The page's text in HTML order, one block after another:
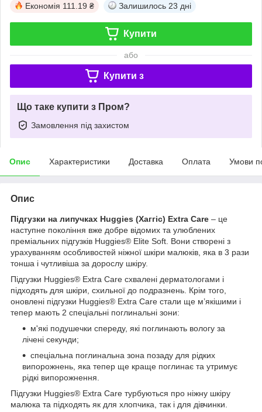
Економія 111.19 ₴ Залишилось 23 дні
Купити
або
Купити з
Що таке купити з Пром?
Замовлення під захистом
Опис Характеристики Доставка Оплата Умови
Опис
Підгузки на липучках Huggies (Хаггіс) Extra Care – це
наступне покоління вже добре відомих та улюблених
преміальних підгузків Huggies® Elite Soft. Вони створені з
урахуванням особливостей ніжної шкіри малюків, яка в 3 рази
тонша і чутливіша за дорослу шкіру.
Підгузки Huggies® Extra Care схвалені дерматологами і
підходять для шкіри, схильної до подразнень. Крім того,
оновлені підгузки Huggies® Extra Care стали ще м’якішими і
тепер мають 2 спеціальні поглинальні зони:
м'які подушечки спереду, які поглинають вологу за
лічені секунди;
спеціальна поглинальна зона позаду для рідких
випорожнень, яка тепер ще краще поглинає та утримує
рідкі випорожнення.
Підгузки Huggies® Extra Care турбуються про ніжну шкіру
малюка та підходять як для хлопчика, так і для дівчинки.